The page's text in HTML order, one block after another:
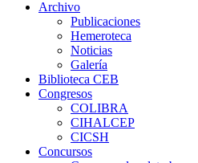
Archivo
Publicaciones
Hemeroteca
Noticias
Galería
Biblioteca CEB
Congresos
COLIBRA
CIHALCEP
CICSH
Concursos